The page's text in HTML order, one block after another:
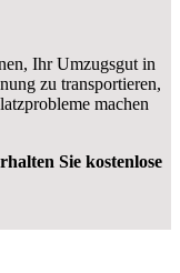
Ihr Umzugsgut in
zu transportieren,
machen
Sie kostenlose